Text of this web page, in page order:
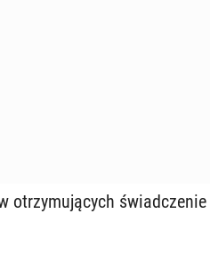
otrzy­mu­ją­cych